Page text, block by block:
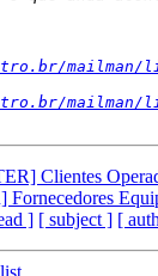
Clientes
Fornecedores
] [ subject ] [